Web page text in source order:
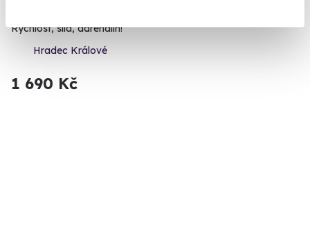
Rychlost, síla, adrenalin!
Hradec Králové
1 690 Kč